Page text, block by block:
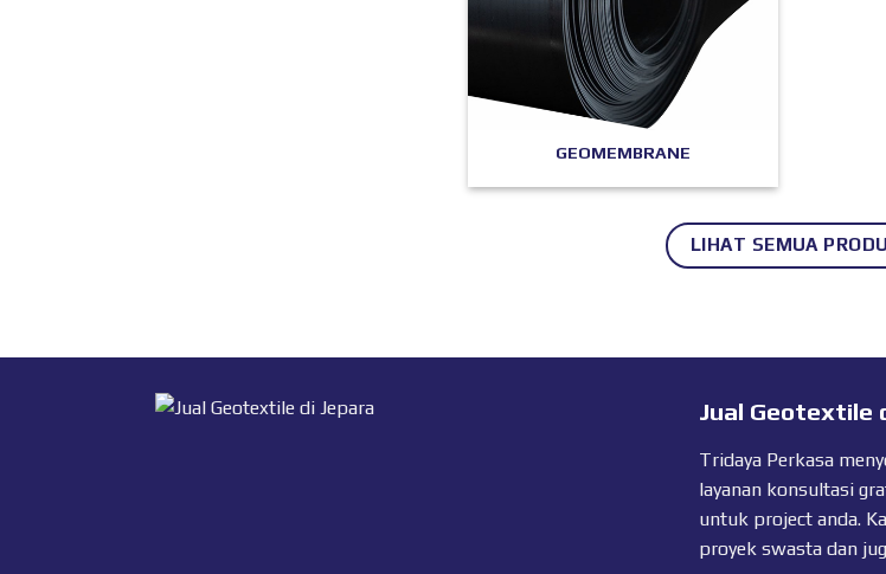
GEOMEMBRANE
LIHAT SEMUA
Jual Geotextile
Tridaya Perkasa
layanan konsultasi
untuk project anda.
proyek swasta dan